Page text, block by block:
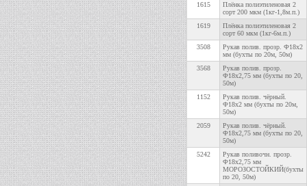
1615
Плёнка полиэтиленовая 2
сорт 200 мкм (1кг-1,8м.п.)
1619
Плёнка полиэтиленовая 2
сорт 60 мкм (1кг-6м.п.)
3508
Рукав полив. прозр. Ф18х2
мм (бухты по 20м, 50м)
3568
Рукав полив. прозр.
Ф18х2,75 мм (бухты по 20,
50м)
1152
Рукав полив. чёрный.
Ф18х2 мм (бухты по 20м,
50м)
2059
Рукав полив. чёрный.
Ф18х2,75 мм (бухты по 20,
50м)
5242
Рукав поливочн. прозр.
Ф18х2,75 мм
МОРОЗОСТОЙКИЙ(бухты
по 20, 50м)